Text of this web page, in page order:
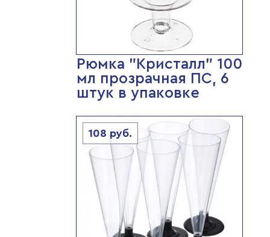
Рюмка "Кристалл" 100
мл прозрачная ПС, 6
штук в упаковке
108 руб.